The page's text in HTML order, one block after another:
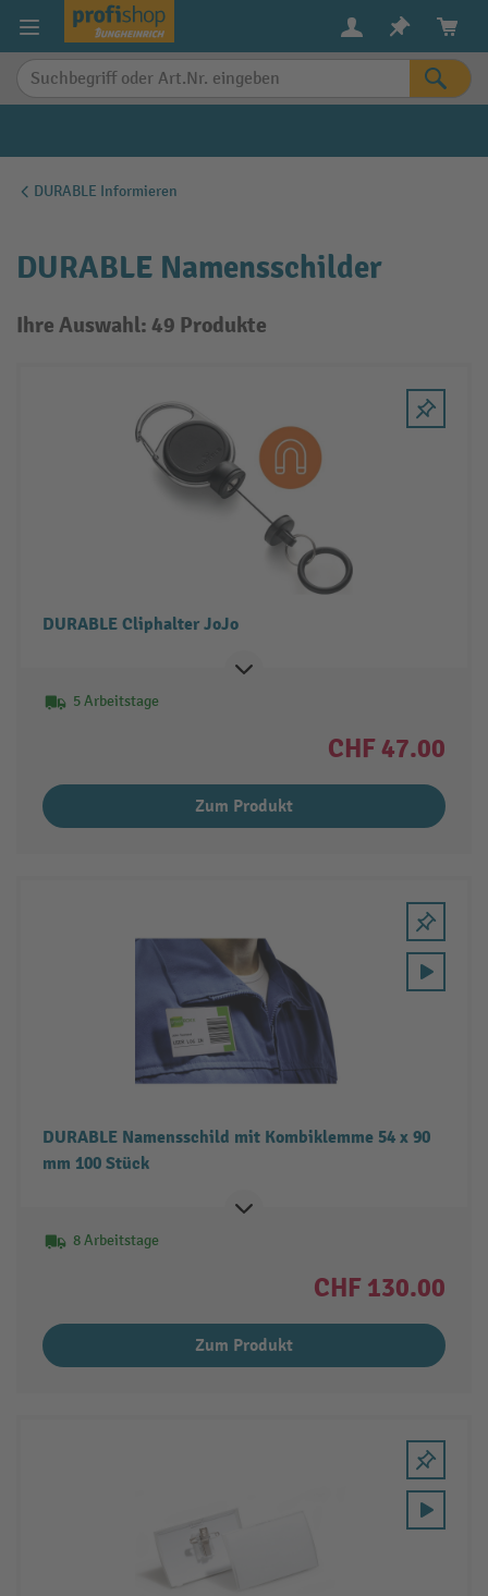
springen
DURABLE Informieren
DURABLE Namensschilder
Ihre Auswahl: 49 Produkte
DURABLE Cliphalter JoJo
5 Arbeitstage
CHF 47.00
Zum Produkt
DURABLE Namensschild mit Kombiklemme 54 x 90
mm 100 Stück
8 Arbeitstage
CHF 130.00
Zum Produkt